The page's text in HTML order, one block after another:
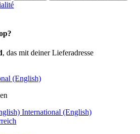
, das mit deiner Lieferadresse
(English)
International (English)